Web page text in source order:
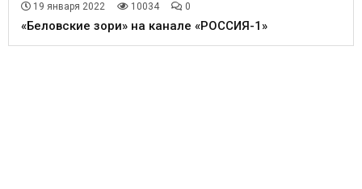
19 января 2022 10034 0
«Беловские зори» на канале «РОССИЯ-1»